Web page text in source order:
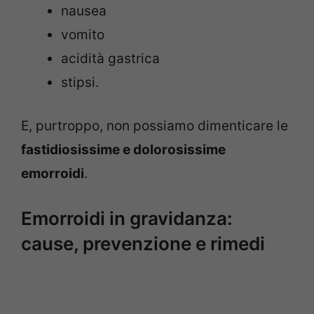
nausea
vomito
acidità gastrica
stipsi.
E, purtroppo, non possiamo dimenticare le
fastidiosissime e dolorosissime
emorroidi.
Emorroidi in gravidanza:
cause, prevenzione e rimedi